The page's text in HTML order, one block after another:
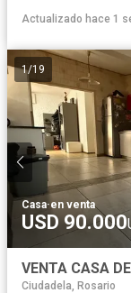
Actualizado hace 1
1/19
Casa·en venta
USD 90.000
Ciudadela, Rosario